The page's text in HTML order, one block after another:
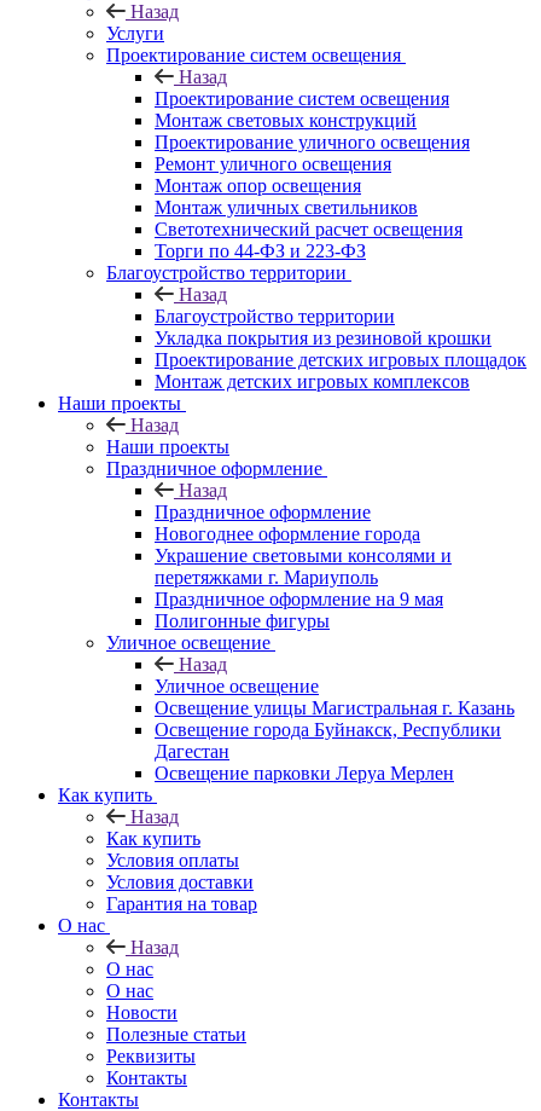
Назад
Услуги
Проектирование систем освещения
Назад
Проектирование систем освещения
Монтаж световых конструкций
Проектирование уличного освещения
Ремонт уличного освещения
Монтаж опор освещения
Монтаж уличных светильников
Светотехнический расчет освещения
Торги по 44-ФЗ и 223-ФЗ
Благоустройство территории
Назад
Благоустройство территории
Укладка покрытия из резиновой крошки
Проектирование детских игровых площадок
Монтаж детских игровых комплексов
Наши проекты
Назад
Наши проекты
Праздничное оформление
Назад
Праздничное оформление
Новогоднее оформление города
Украшение световыми консолями и
перетяжками г. Мариуполь
Праздничное оформление на 9 мая
Полигонные фигуры
Уличное освещение
Назад
Уличное освещение
Освещение улицы Магистральная г. Казань
Освещение города Буйнакск, Республики
Дагестан
Освещение парковки Леруа Мерлен
Как купить
Назад
Как купить
Условия оплаты
Условия доставки
Гарантия на товар
О нас
Назад
О нас
О нас
Новости
Полезные статьи
Реквизиты
Контакты
Контакты